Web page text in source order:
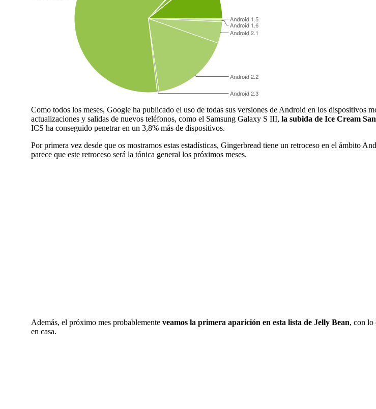
Como todos los meses, Google ha publicado el uso de todas sus versiones de Android en los dispositivos
actualizaciones y salidas de nuevos teléfonos, como el Samsung Galaxy S III,la subida de Ice Cream
ICS ha conseguido penetrar en un 3,8% más de dispositivos.
Por primera vez desde que os mostramos estas estadísticas, Gingerbread tiene un retroceso en el ámbito
parece que este retroceso será la tónica general los próximos meses.
Además, el próximo mes probablementeveamos la primera aparición en esta lista de Jelly Bean, con lo
en casa.